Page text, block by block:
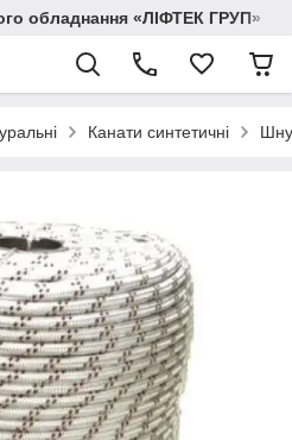
обладнання «ЛІФТЕК ГРУП»
Канати синтетичні